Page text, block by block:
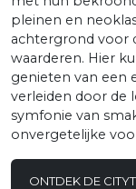
pleinen en
achtergrond voor
waarderen. Hier
genieten van een
verleiden door de
symfonie van
onvergetelijke
ONTDEK DE